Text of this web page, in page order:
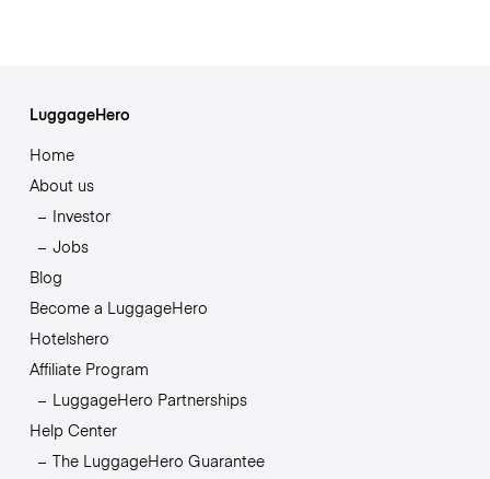
LuggageHero
Home
About us
Investor
Jobs
Blog
Become a LuggageHero
Hotelshero
Affiliate Program
LuggageHero Partnerships
Help Center
The LuggageHero Guarantee